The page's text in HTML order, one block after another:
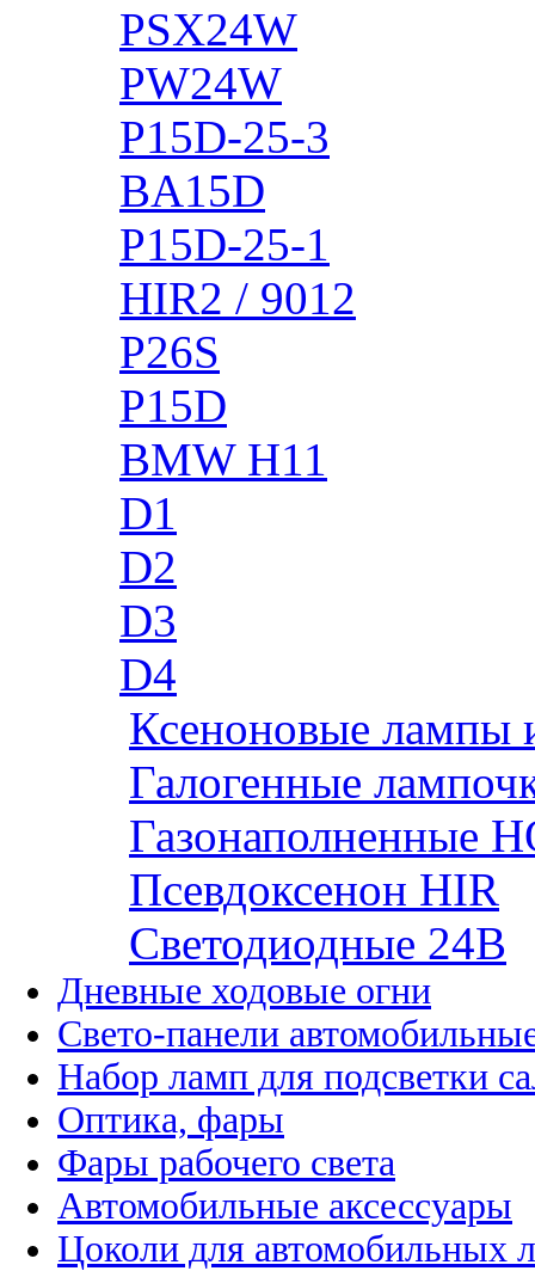
PSX24W
PW24W
P15D-25-3
BA15D
P15D-25-1
HIR2 / 9012
P26S
P15D
BMW H11
D1
D2
D3
D4
Ксеноновые лампы
Галогенные
Газонаполненные
Псевдоксенон HIR
Cветодиодные 24B
Дневные ходовые огни
Свето-панели
Набор ламп для подсветки
Оптика, фары
Фары рабочего света
Автомобильные аксессуары
Цоколи для автомобильных